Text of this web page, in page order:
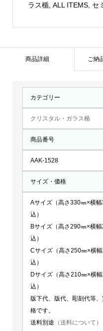
ラ
1528
ラス楯, ALL ITEMS, セ
商品詳細 ご納
カテゴリー
クリスタル・ガラス楯
商品番号
AAK-1528
サイズ・価格
Aサイズ（高さ330㎜×横
込）
Bサイズ（高さ290㎜×横
込）
Cサイズ（高さ250㎜×横
込）
Dサイズ（高さ210㎜×横
込）
版下代、版代、彫刻代等
格です。
送料別途 （送料について）